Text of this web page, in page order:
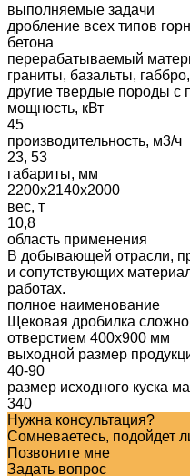
выполняемые задачи
дробление всех типов
бетона
перерабатываемый
граниты, базальты,
другие твердые породы с
мощность, кВт
45
производительность, м3/ч
23, 53
габариты, мм
2200х2140х2000
вес, т
10,8
область применения
В добывающей отрасли,
и сопутствующих
работах.
полное наименование
Щековая дробилка
отверстием 400х900 мм
выходной размер
40-90
размер исходного куска
340
Нужна консультация?
Сомневаетесь, подойдет
Позвоните мне
Задать вопрос